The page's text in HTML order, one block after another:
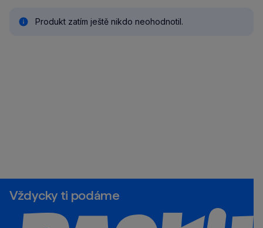
Produkt zatím ještě nikdo neohodnotil.
Vždycky ti podáme